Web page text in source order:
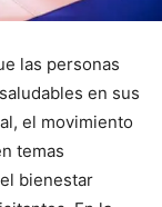
las personas
en sus
el movimiento
temas
bienestar